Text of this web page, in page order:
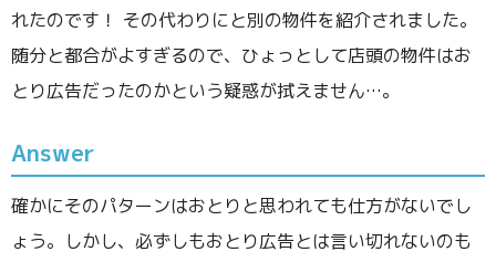
れたのです！ その代わりにと別の物件を紹介されました。
随分と都合がよすぎるので、ひょっとして店頭の物件はお
とり広告だったのかという疑惑が拭えません…。
Answer
確かにそのパターンはおとりと思われても仕方がないでし
ょう。しかし、必ずしもおとり広告とは言い切れないのも